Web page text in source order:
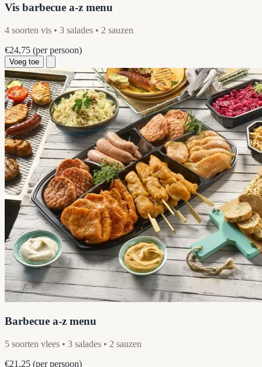
Vis barbecue a-z menu
4 soorten vis • 3 salades • 2 sauzen
€24,75 (per persoon)
Voeg toe
Barbecue a-z menu
5 soorten vlees • 3 salades • 2 sauzen
€21,25 (per persoon)